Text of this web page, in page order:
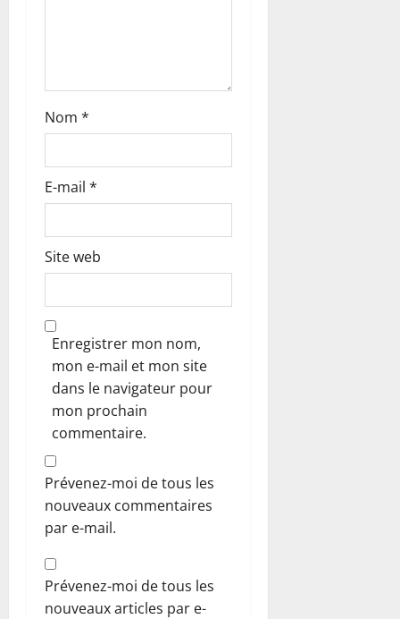
l
Nom *
E-mail *
Site web
Enregistrer mon nom,
mon e-mail et mon site
dans le navigateur pour
mon prochain
commentaire.
Prévenez-moi de tous les
nouveaux commentaires
par e-mail.
Prévenez-moi de tous les
nouveaux articles par e-